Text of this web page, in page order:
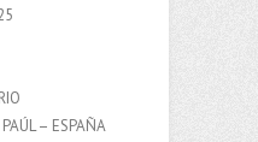
– ESPAÑA